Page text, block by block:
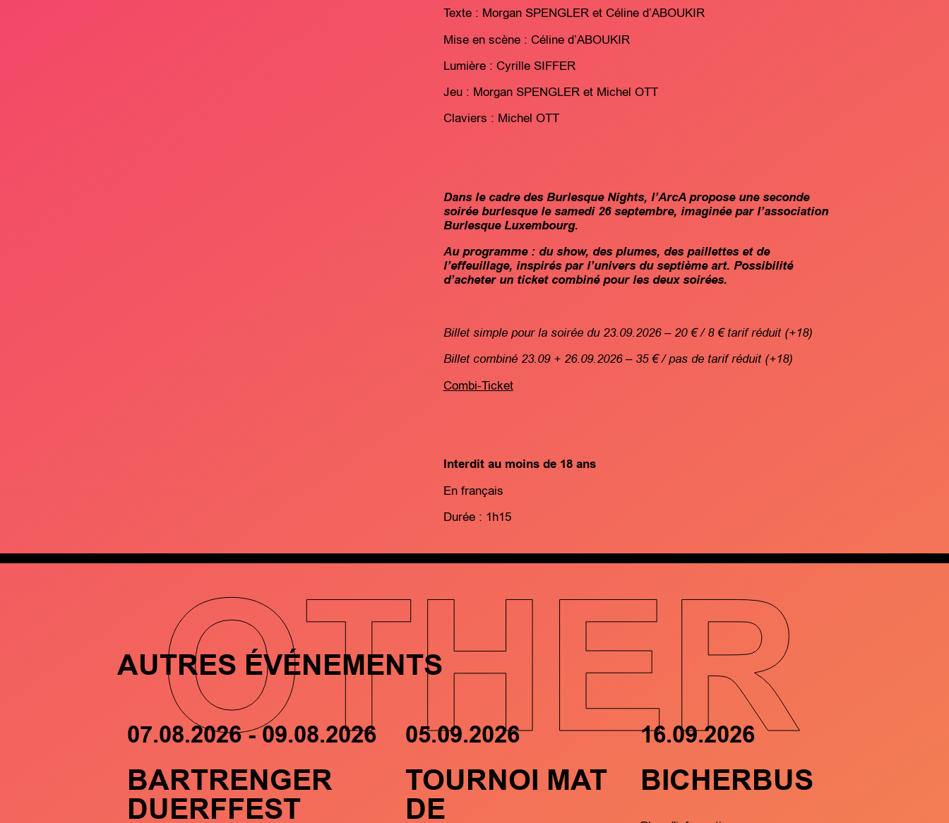
Texte : Morgan SPENGLER et Céline d’ABOUKIR
Mise en scène : Céline d’ABOUKIR
Lumière : Cyrille SIFFER
Jeu : Morgan SPENGLER et Michel OTT
Claviers : Michel OTT
Dans le cadre des Burlesque Nights, l’ArcA propose une seconde
soirée burlesque le samedi 26 septembre, imaginée par l’association
Burlesque Luxembourg.
Au programme : du show, des plumes, des paillettes et de
l’effeuillage, inspirés par l’univers du septième art. Possibilité
d’acheter un ticket combiné pour les deux soirées.
Billet simple pour la soirée du 23.09.2026 – 20 € / 8 € tarif réduit (+18)
Billet combiné 23.09 + 26.09.2026 – 35 € / pas de tarif réduit (+18)
Combi-Ticket
Interdit au moins de 18 ans
En français
Durée : 1h15
OTHER
AUTRES ÉVÉNEMENTS
07.08.2026 - 09.08.2026
BARTRENGER
DUERFFEST
05.09.2026
TOURNOI MAT
DE
16.09.2026
BICHERBUS